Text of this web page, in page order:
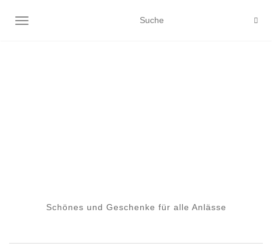
NAVIGATION EIN-/AUSSCHALTEN
Schönes und Geschenke für alle Anlässe